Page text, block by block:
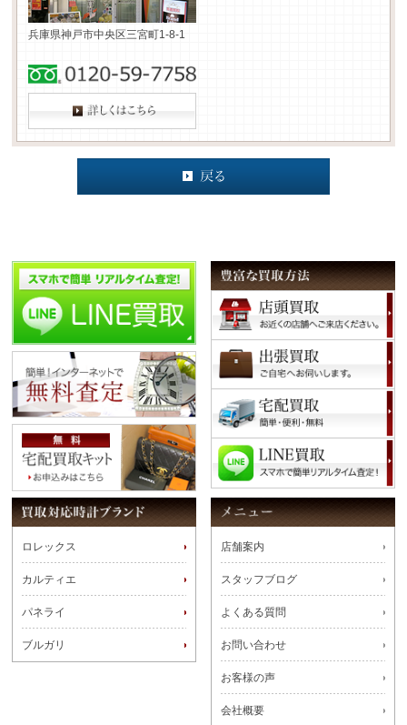
兵庫県神戸市中央区三宮町1-8-1
ロレックス
カルティエ
パネライ
ブルガリ
店舗案内
スタッフブログ
よくある質問
お問い合わせ
お客様の声
会社概要